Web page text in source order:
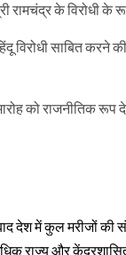
रामचंद्र के विरोधी के
विरोधी साबित करने
को राजनीतिक
देश में कुल मरीजों
राज्य और